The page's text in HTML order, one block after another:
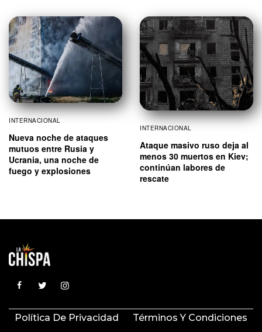
INTERNACIONAL
Nueva noche de ataques
mutuos entre Rusia y
Ucrania, una noche de
fuego y explosiones
INTERNACIONAL
Ataque masivo ruso deja al
menos 30 muertos en Kiev;
continúan labores de
rescate
Política De Privacidad Términos Y Condiciones